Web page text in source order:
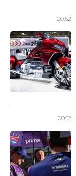
00:52
00:12